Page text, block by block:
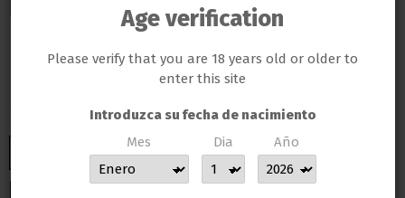
Impuestos incluidos
ENTREGA EN 24/48 HORAS DESDE SU SALIDA DEL ALMACEN
Age verification
Please verify that you are 18 years old or older to
enter this site
Introduzca su fecha de nacimiento
Mes
Dia Año
GERMINAR NI CULTIVAR, SI ALGÚN CLIENTE DE LLAMAS GROW NO RESPETA LA LEY SERÁ BAJO SU
RESPONSABILIDAD
MUCHAS GRACIAS POR CONFIAR EN LLAMAS GROW